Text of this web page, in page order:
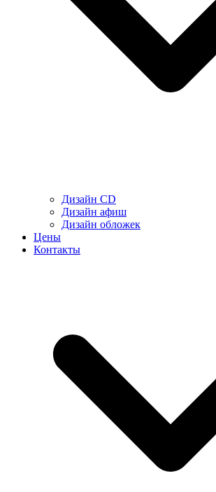
Дизайн CD
Дизайн афиш
Дизайн обложек
Цены
Контакты